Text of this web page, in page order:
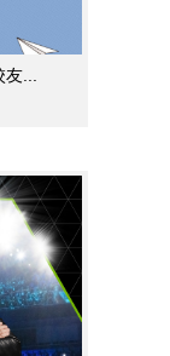
...